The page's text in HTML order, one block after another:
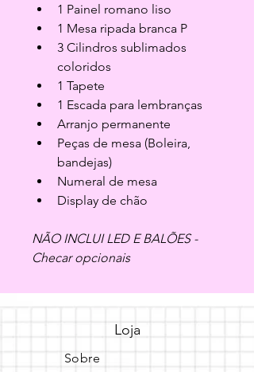
1 Painel romano liso
1 Mesa ripada branca P
3 Cilindros sublimados
coloridos
1 Tapete
1 Escada para lembranças
Arranjo permanente
Peças de mesa (Boleira,
bandejas)
Numeral de mesa
Display de chão
NÃO INCLUI LED E BALÕES -
Checar opcionais
Loja
Sobre